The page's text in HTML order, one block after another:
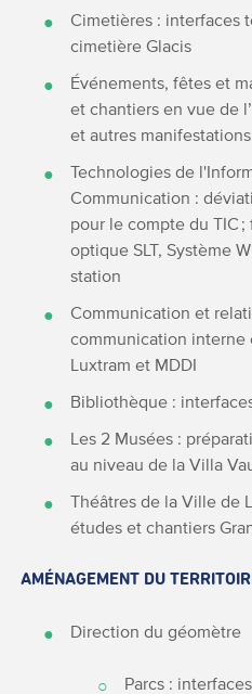
Cimetières : interfaces
cimetière Glacis
Événements, fêtes et
et chantiers en vue de
et autres
Technologies de
Communication :
pour le compte du TIC
optique SLT, Système
station
Communication et
communication interne
Luxtram et MDDI
Bibliothèque :
Les 2 Musées :
au niveau de la Villa
Théâtres de la Ville de
études et chantiers
AMÉNAGEMENT DU
Direction du géomètre
Parcs :